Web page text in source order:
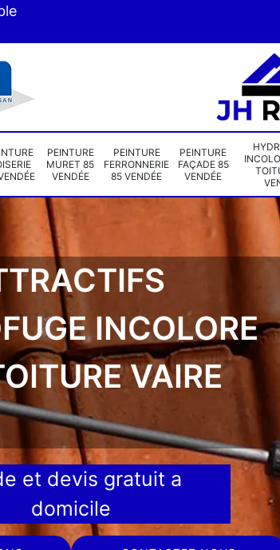
PEINTURE
MURET 85
VENDÉE
PEINTURE
FERRONNERIE
85 VENDÉE
PEINTURE
FAÇADE 85
VENDÉE
INCOLORE
VAIRE
et devis gratuit a
domicile